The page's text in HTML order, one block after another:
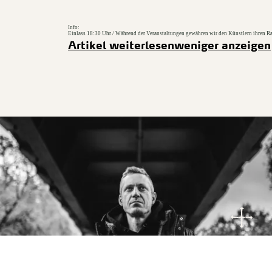
Info:
Einlass 18:30 Uhr / Während der Veranstaltungen gewähren wir den Künstlern ihren
Artikel weiterlesenweniger anzeigen